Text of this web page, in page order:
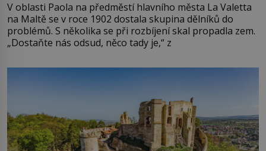
V oblasti Paola na předměstí hlavního města La Valetta
na Maltě se v roce 1902 dostala skupina dělníků do
problémů. S několika se při rozbíjení skal propadla zem.
„Dostaňte nás odsud, něco tady je,“ z